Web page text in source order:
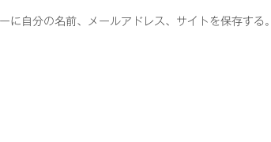
に自分の名前、メールアドレス、サイトを保存する。